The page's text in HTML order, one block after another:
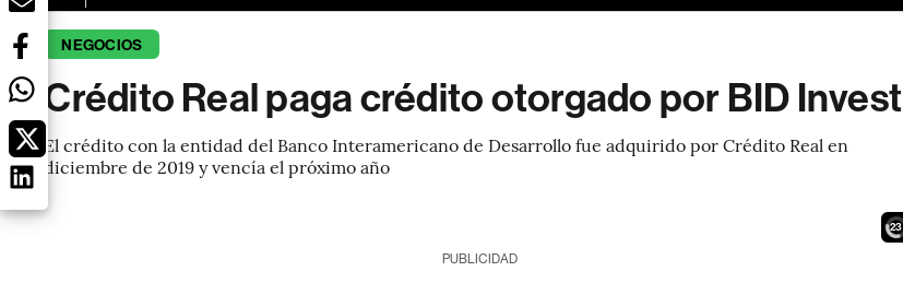
NEGOCIOS
Crédito Real paga crédito otorgado por BID Invest
El crédito con la entidad del Banco Interamericano de Desarrollo fue adquirido por Crédito Real en
diciembre de 2019 y vencía el próximo año
21
PUBLICIDAD